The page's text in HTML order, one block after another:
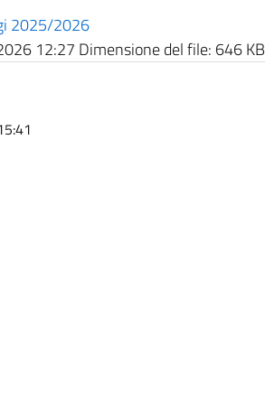
2025/2026
12:27 Dimensione del file: 646 KB